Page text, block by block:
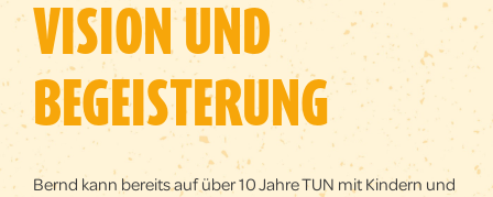
VISION UND
BEGEISTERUNG
Bernd kann bereits auf über 10 Jahre TUN mit Kindern und